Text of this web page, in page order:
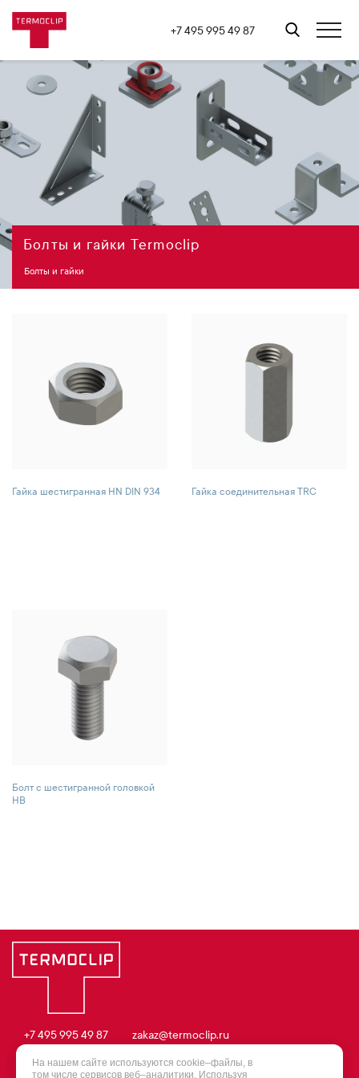
+7 495 995 49 87
Болты и гайки Termoclip
Болты и гайки
Гайка шестигранная HN DIN 934 Гайка соединительная TRC
Болт с шестигранной головкой
HB
+7 495 995 49 87
zakaz@termoclip.ru
На нашем сайте используются cookie–файлы, в
том числе сервисов веб–аналитики. Используя